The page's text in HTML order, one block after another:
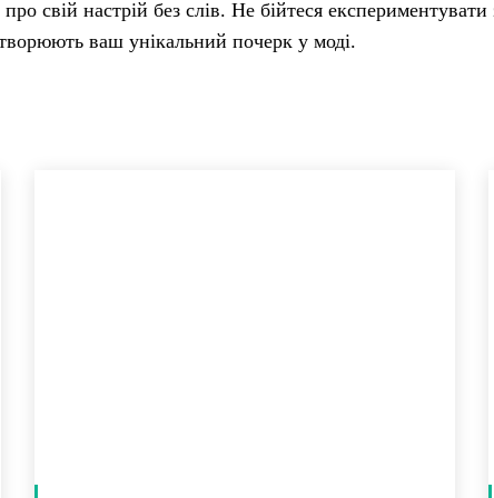
свій настрій без слів. Не бійтеся експериментувати
ваш унікальний почерк у моді.